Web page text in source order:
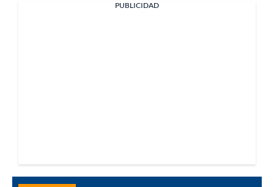
PUBLICIDAD